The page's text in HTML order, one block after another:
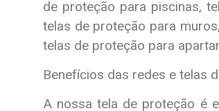
de proteção para piscinas,
telas de proteção para
telas de proteção para
Benefícios das redes e telas
A nossa tela de proteção é